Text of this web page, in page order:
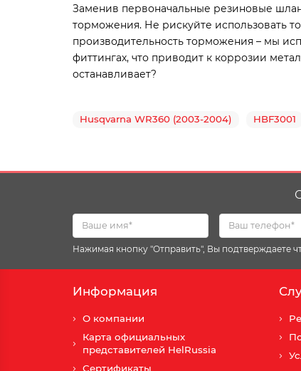
Заменив первоначальные резиновые
торможения. Не рискуйте использовать
производительность торможения – мы
фиттингах, что приводит к коррозии
останавливает?
Husqvarna WR360 (2003-2004) HBF3001
Нажимая кнопку "Отправить", Вы подтверждаете
Информация
О компании
Карта официальных
представителей HelRussia
Сертификаты